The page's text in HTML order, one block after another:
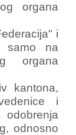
organa
i
samo na
organa
kantona,
i
odnosno